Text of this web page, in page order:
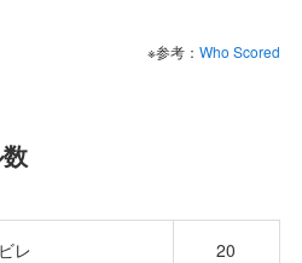
※参考：Who Scored
レ 20